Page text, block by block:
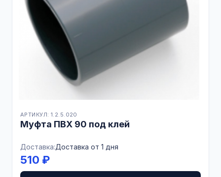
АРТИКУЛ: 1.2.5.020
Муфта ПВХ 90 под клей
Доставка:Доставка от 1 дня
510 ₽